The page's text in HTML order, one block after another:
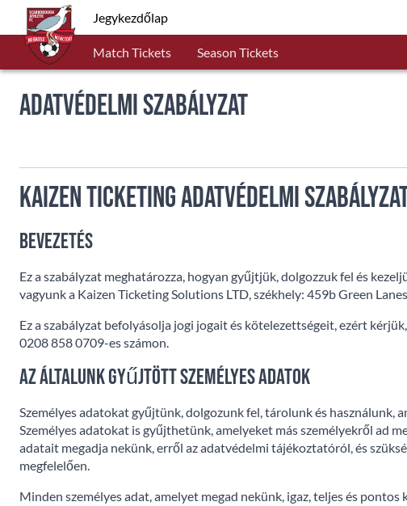
Jegykezdőlap
Match Tickets Season Tickets
Adatvédelmi Szabályzat
Kaizen Ticketing Adatvédelmi
Bevezetés
Ez a szabályzat meghatározza, hogyan gyűjtjük, dolgozzuk fel és
vagyunk a Kaizen Ticketing Solutions LTD, székhely: 459b Green
Ez a szabályzat befolyásolja jogi jogait és kötelezettségeit, ezért
0208 858 0709-es számon.
Az általunk gyűjtött személyes adatok
Személyes adatokat gyűjtünk, dolgozunk fel, tárolunk és használunk,
Személyes adatokat is gyűjthetünk, amelyeket más személyekről ad
adatait megadja nekünk, erről az adatvédelmi tájékoztatóról, és
megfelelően.
Minden személyes adat, amelyet megad nekünk, igaz, teljes és